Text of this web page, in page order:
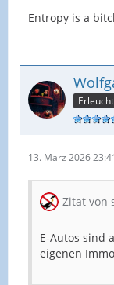
Entropy is a
13. März 2026
Zitat von
E-Autos sind
eigenen